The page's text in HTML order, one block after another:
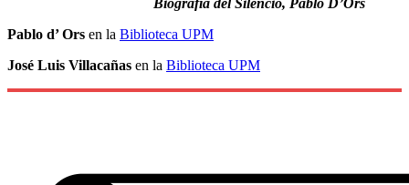
Pablo d’ Ors en la Biblioteca UPM
José Luis Villacañas en la Biblioteca UPM